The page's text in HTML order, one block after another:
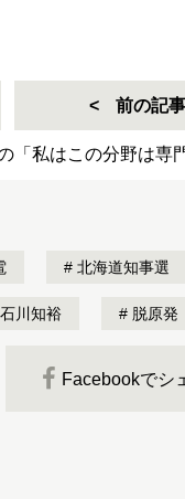
前の記事
「私はこの分野は専
北海道知事選
石川知裕 脱原発
Facebookでシ